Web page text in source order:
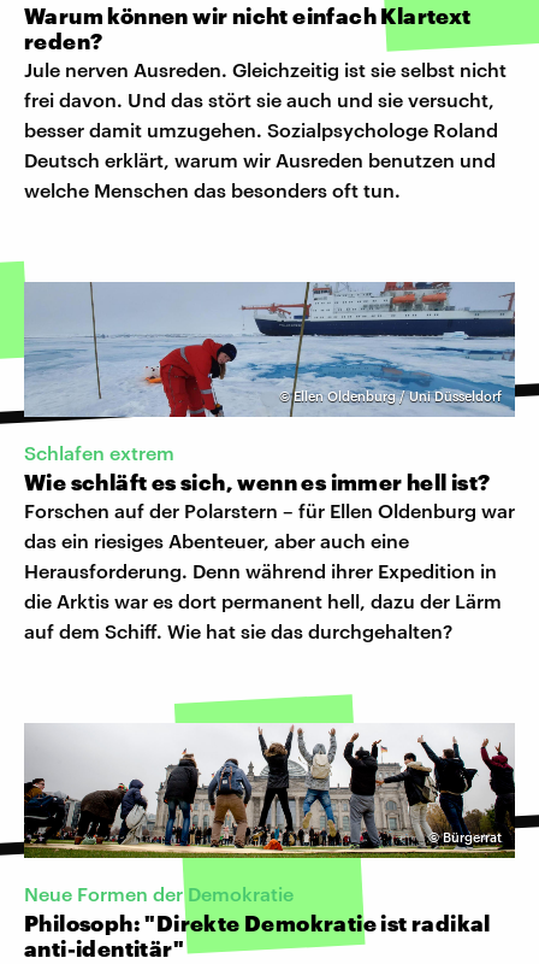
Warum können wir nicht einfach Klartext
reden?
Jule nerven Ausreden. Gleichzeitig ist sie selbst nicht
frei davon. Und das stört sie auch und sie versucht,
besser damit umzugehen. Sozialpsychologe Roland
Deutsch erklärt, warum wir Ausreden benutzen und
welche Menschen das besonders oft tun.
©Ellen Oldenburg / Uni Düsseldorf
Schlafen extrem
Wie schläft es sich, wenn es immer hell ist?
Forschen auf der Polarstern – für Ellen Oldenburg war
das ein riesiges Abenteuer, aber auch eine
Herausforderung. Denn während ihrer Expedition in
die Arktis war es dort permanent hell, dazu der Lärm
auf dem Schiff. Wie hat sie das durchgehalten?
©Bürgerrat
Neue Formen der Demokratie
Philosoph: "Direkte Demokratie ist radikal
anti-identitär"